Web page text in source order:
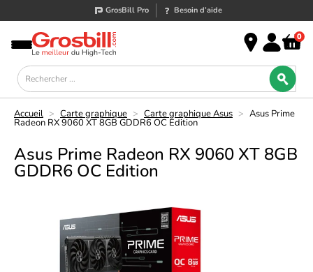
GrosBill Pro Besoin d’aide
0
Accueil > Carte graphique > Carte graphique Asus > Asus Prime
Radeon RX 9060 XT 8GB GDDR6 OC Edition
Asus Prime Radeon RX 9060 XT 8GB
GDDR6 OC Edition